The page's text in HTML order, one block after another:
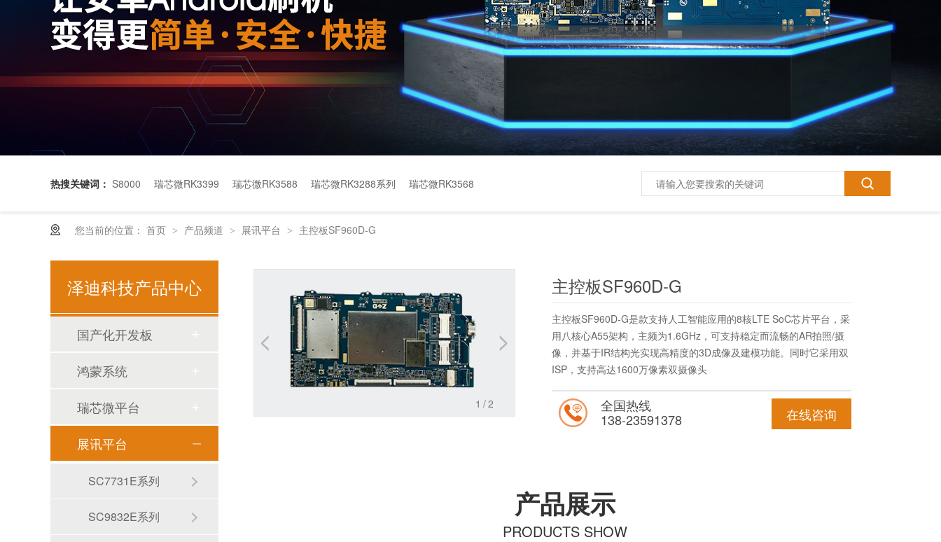
热搜关键词： S8000 瑞芯微RK3399 瑞芯微RK3588 瑞芯微RK3288系列 瑞芯微RK3568
您当前的位置： 首页 > 产品频道 > 展讯平台 > 主控板SF960D-G
1 /2
主控板SF960D-G
主控板SF960D-G是款支持人工智能应用的8核LTE SoC芯片平台，采
用八核心A55架构，主频为1.6GHz，可支持稳定而流畅的AR拍照/摄
像，并基于IR结构光实现高精度的3D成像及建模功能。同时它采用双
ISP，支持高达1600万像素双摄像头
在线咨询
全国热线
138-23591378
产品展示
PRODUCTS SHOW
泽迪科技产品中心
国产化开发板
鸿蒙系统
瑞芯微平台
展讯平台
SC7731E系列
SC9832E系列
基础设施支持物联网的基本需求